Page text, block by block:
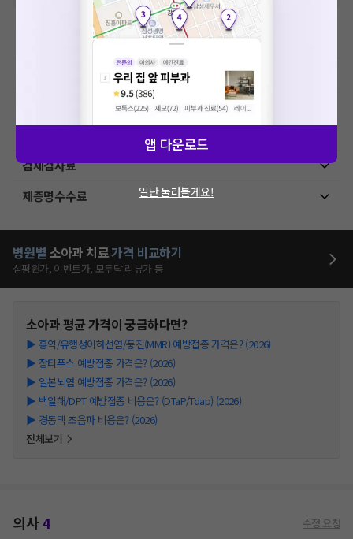
초음파 검사료(진단초음파)
검체검사료
제증명수수료
병원별 소아과 치료가격 비교하기
심평원가, 이벤트가, 모두닥 리뷰가 등
소아과평균 가격이 궁금하다면?
▶ 홍역/유행성이하선염/풍진(MMR) 예방접종 가격은? (2026)
▶ 장티푸스 예방접종 가격은? (2026)
▶ 일본뇌염 예방접종 가격은? (2026)
▶ 백일해/DPT 예방접종 비용은? (DTaP/Tdap) (2026)
▶ 경동맥 초음파 비용은? (2026)
전체보기
의사4 수정 요청
앱 다운로드
일단 둘러볼게요!